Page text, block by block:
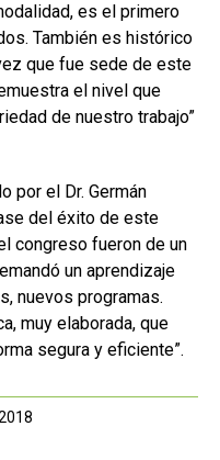
es el primero
También es histórico
que fue sede de este
el nivel que
de nuestro trabajo”
por el Dr. Germán
del éxito de este
congreso fueron de un
un aprendizaje
nuevos programas.
muy elaborada, que
segura y eficiente”.